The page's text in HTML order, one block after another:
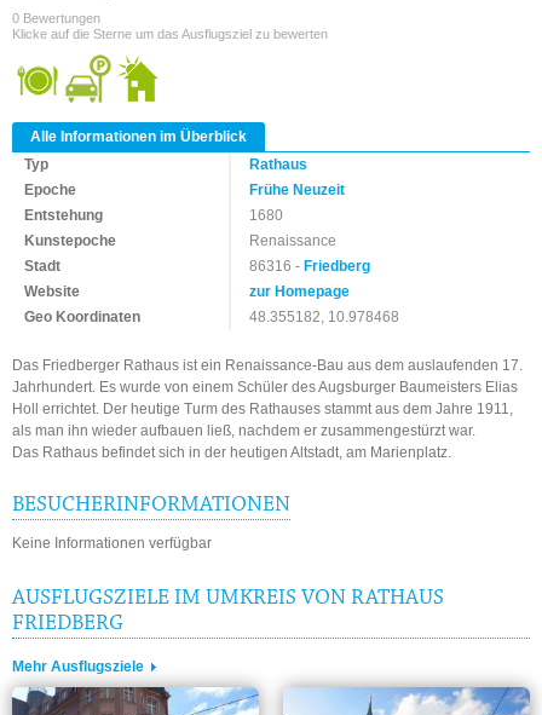
0 Bewertungen
Klicke auf die Sterne um das Ausflugsziel zu bewerten
Alle Informationen im Überblick
Typ
Rathaus
Epoche
Frühe Neuzeit
Entstehung
1680
Kunstepoche
Renaissance
Stadt
86316 -Friedberg
Website
zur Homepage
Geo Koordinaten
48.355182, 10.978468
Das Friedberger Rathaus ist ein Renaissance-Bau aus dem auslaufenden 17.
Jahrhundert. Es wurde von einem Schüler des Augsburger Baumeisters Elias
Holl errichtet. Der heutige Turm des Rathauses stammt aus dem Jahre 1911,
als man ihn wieder aufbauen ließ, nachdem er zusammengestürzt war.
Das Rathaus befindet sich in der heutigen Altstadt, am Marienplatz.
BESUCHERINFORMATIONEN
Keine Informationen verfügbar
AUSFLUGSZIELE IM UMKREIS VON RATHAUS
FRIEDBERG
Mehr Ausflugsziele